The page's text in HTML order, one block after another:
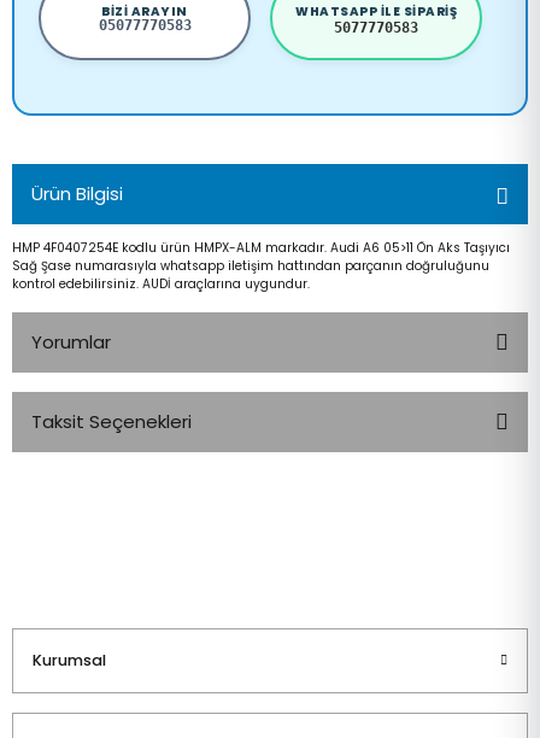
BIZI ARAYIN
05077770583
WHATSAPP ILE SIPARIŞ
5077770583
Ürün Bilgisi
HMP 4F0407254E kodlu ürün HMPX-ALM markadır. Audi A6 05>11 Ön Aks Taşıyıcı
Sağ Şase numarasıyla whatsapp iletişim hattından parçanın doğruluğunu
kontrol edebilirsiniz. AUDİ araçlarına uygundur.
Yorumlar
Taksit Seçenekleri
Kurumsal